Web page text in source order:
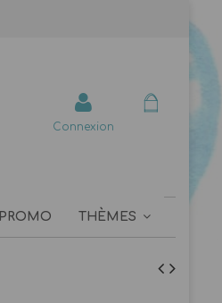
Connexion
PROMO THÈMES